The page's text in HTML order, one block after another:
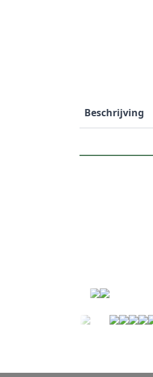
Beschrijving